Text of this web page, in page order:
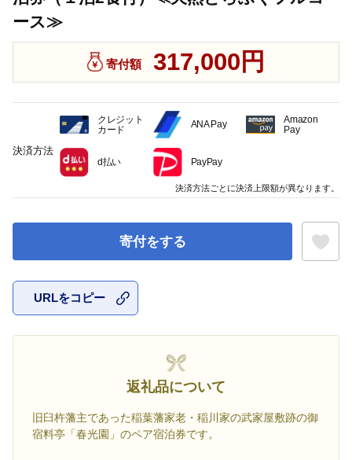
ース≫
寄付額 317,000円
寄付をする
URLをコピー
返礼品について
旧臼杵藩主であった稲葉藩家老・稲川家の武家屋敷跡の御
宿料亭「春光園」のペア宿泊券です。
決済方法
クレジット
カード
ANA Pay
Amazon
Pay
d払い PayPay
決済方法ごとに決済上限額が異なります。